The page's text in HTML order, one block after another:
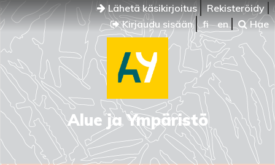
Lähetä käsikirjoitus
Rekisteröidy
Kirjaudu sisään
fi en Hae
Alue ja Ympäristö